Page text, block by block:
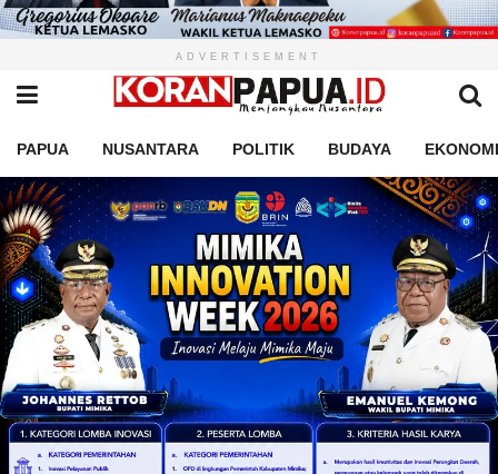
ADVERTISEMENT
PAPUA NUSANTARA POLITIK BUDAYA EKONOMI